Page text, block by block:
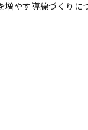
増やす導線づくりに